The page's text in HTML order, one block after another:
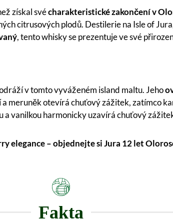
získal svécharakteristické zakončení v
citrusových plodů. Destilerie na Isle of
, tento whisky se prezentuje ve své
v tomto vyváženém island maltu. Jeho
meruněk otevírá chuťový zážitek, zatímco
vanilkou harmonicky uzavírá chuťový
elegance – objednejte si Jura 12 let
Fakta